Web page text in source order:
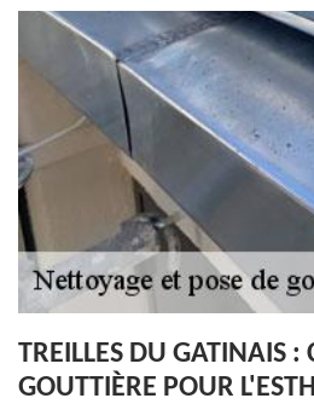
TREILLES DU GATINAIS :
GOUTTIÈRE POUR